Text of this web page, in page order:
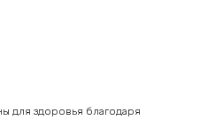
для здоровья благодаря